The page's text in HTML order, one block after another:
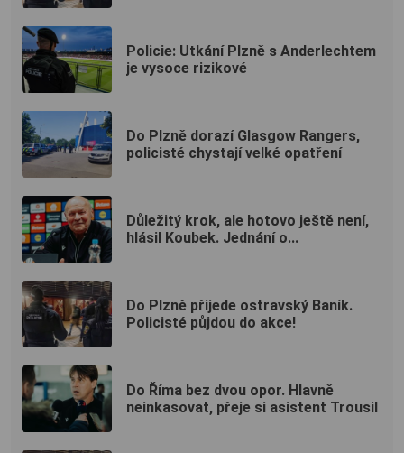
Policie: Utkání Plzně s Anderlechtem
je vysoce rizikové
Do Plzně dorazí Glasgow Rangers,
policisté chystají velké opatření
Důležitý krok, ale hotovo ještě není,
hlásil Koubek. Jednání o...
Do Plzně přijede ostravský Baník.
Policisté půjdou do akce!
Do Říma bez dvou opor. Hlavně
neinkasovat, přeje si asistent Trousil